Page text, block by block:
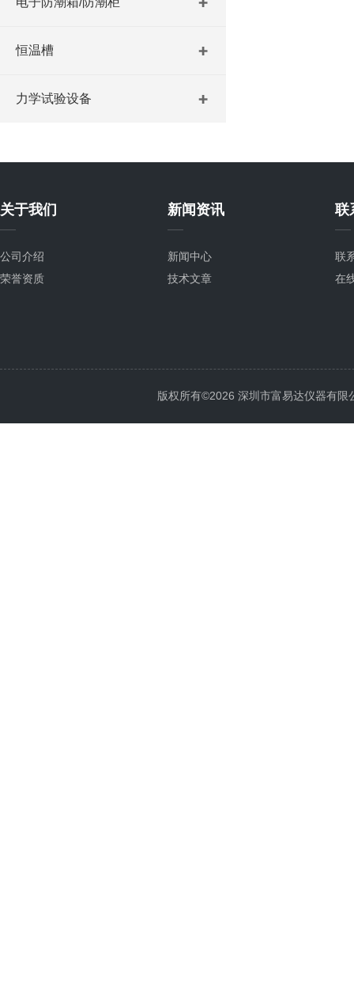
恒温槽
力学试验设备
关于我们
公司介绍
荣誉资质
新闻资讯
新闻中心
技术文章
联
联
在
版权所有©2026 深圳市富易达仪器有